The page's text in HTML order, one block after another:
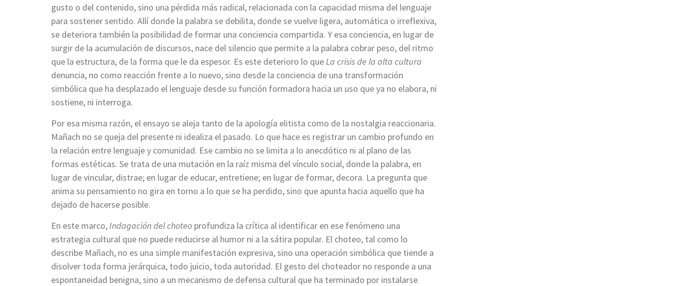
gusto o del contenido, sino una pérdida más radical, relacionada con la capacidad misma del lenguaje
para sostener sentido. Allí donde la palabra se debilita, donde se vuelve ligera, automática o irreflexiva,
se deteriora también la posibilidad de formar una conciencia compartida. Y esa conciencia, en lugar de
surgir de la acumulación de discursos, nace del silencio que permite a la palabra cobrar peso, del ritmo
que la estructura, de la forma que le da espesor. Es este deterioro lo queLa crisis de la alta cultura
denuncia, no como reacción frente a lo nuevo, sino desde la conciencia de una transformación
simbólica que ha desplazado el lenguaje desde su función formadora hacia un uso que ya no elabora, ni
sostiene, ni interroga.
Por esa misma razón, el ensayo se aleja tanto de la apología elitista como de la nostalgia reaccionaria.
Mañach no se queja del presente ni idealiza el pasado. Lo que hace es registrar un cambio profundo en
la relación entre lenguaje y comunidad. Ese cambio no se limita a lo anecdótico ni al plano de las
formas estéticas. Se trata de una mutación en la raíz misma del vínculo social, donde la palabra, en
lugar de vincular, distrae; en lugar de educar, entretiene; en lugar de formar, decora. La pregunta que
anima su pensamiento no gira en torno a lo que se ha perdido, sino que apunta hacia aquello que ha
dejado de hacerse posible.
En este marco,Indagación del choteo profundiza la crítica al identificar en ese fenómeno una
estrategia cultural que no puede reducirse al humor ni a la sátira popular. El choteo, tal como lo
describe Mañach, no es una simple manifestación expresiva, sino una operación simbólica que tiende a
disolver toda forma jerárquica, todo juicio, toda autoridad. El gesto del choteador no responde a una
espontaneidad benigna, sino a un mecanismo de defensa cultural que ha terminado por instalarse